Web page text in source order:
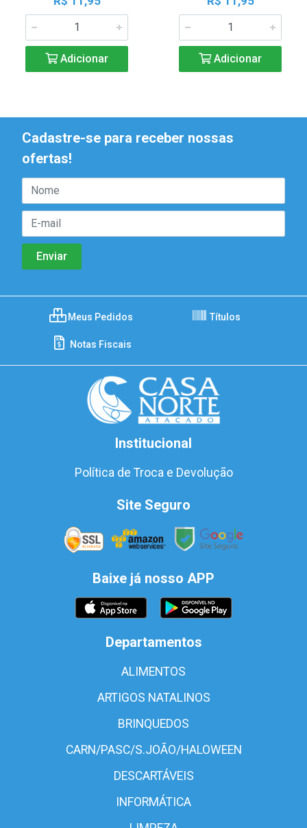
Adicionar Adicionar
Cadastre-se para receber nossas
ofertas!
Meus Pedidos Títulos
Notas Fiscais
Institucional
Política de Troca e Devolução
Site Seguro
Baixe já nosso APP
Departamentos
ALIMENTOS
ARTIGOS NATALINOS
BRINQUEDOS
CARN/PASC/S.JOÃO/HALOWEEN
DESCARTÁVEIS
INFORMÁTICA